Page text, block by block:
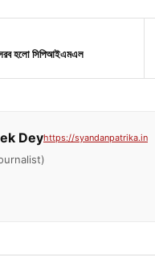
সরব হলো সিপিআইএমএল
Deyhttps://syandanpatrika.in